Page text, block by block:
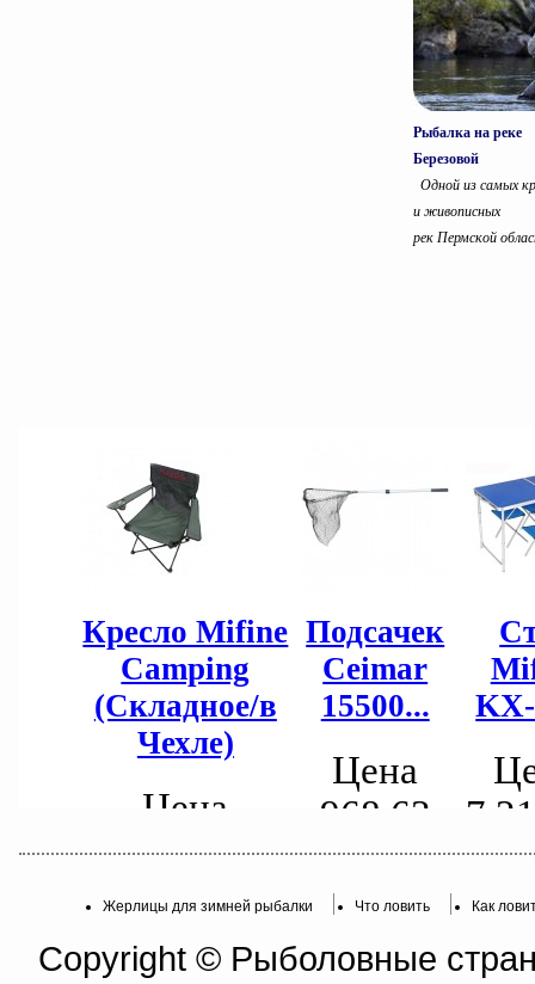
Рыбалка на реке
Березовой
Одной из самых
и живописных
рек Пермской
Жерлицы для зимней рыбалки Что ловить Как
Copyright © Рыболовные